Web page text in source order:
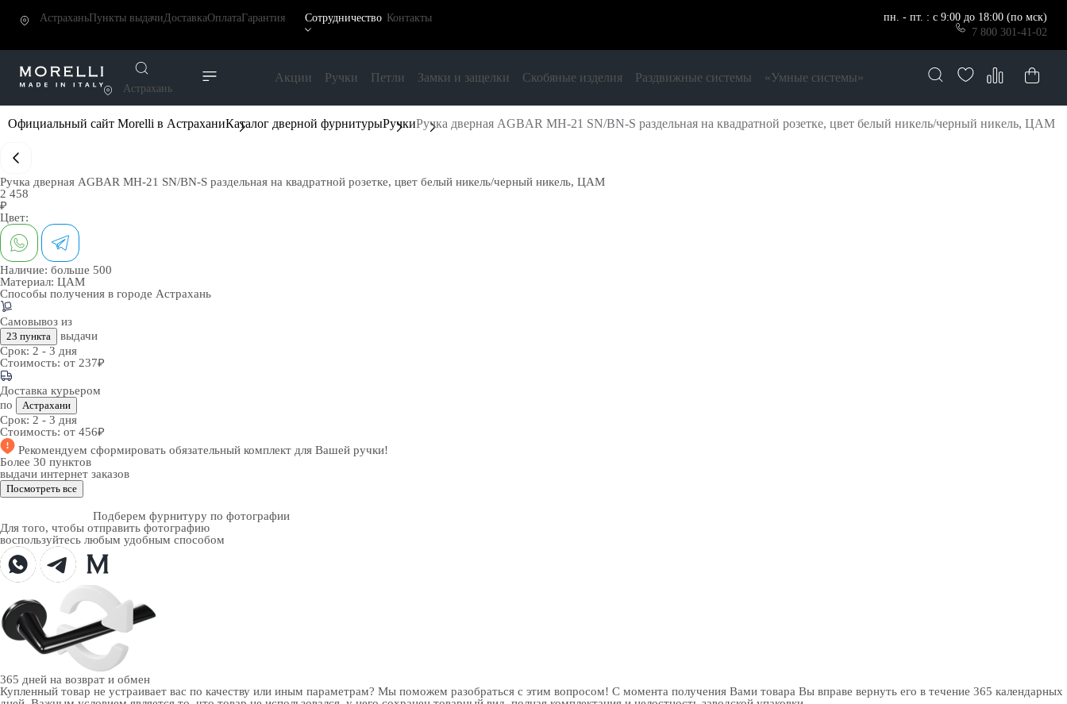
АстраханьПункты выдачиДоставкаОплатаГарантия Сотрудничество Контакты
пн. - пт. : с 9:00 до 18:00 (по мск)
7 800 301-41-02
Астрахань
Акции Ручки Петли Замки и защелки Скобяные изделия Раздвижные системы «Умные системы»
Официальный сайт Morelli в АстраханиКаталог дверной фурнитурыРучкиРучка дверная AGBAR MH-21 SN/BN-S раздельная на квадратной розетке, цвет белый никель/черный никель, ЦАМ
Ручка дверная AGBAR MH-21 SN/BN-S раздельная на квадратной розетке, цвет белый никель/черный никель, ЦАМ
2 458
₽
Цвет:
Наличие: больше 500
Материал: ЦАМ
Способы получения в городе Астрахань
Самовывоз из
23 пункта
выдачи
Срок: 2 - 3 дня
Стоимость: от 237₽
Доставка курьером
по
Астрахани
Срок: 2 - 3 дня
Стоимость: от 456₽
Рекомендуем сформировать обязательный комплект для Вашей ручки!
Более 30 пунктов
выдачи интернет заказов
Посмотреть все
Подберем фурнитуру по фотографии
Для того, чтобы отправить фотографию
воспользуйтесь любым удобным способом
365 дней на возврат и обмен
Купленный товар не устраивает вас по качеству или иным параметрам? Мы поможем разобраться с этим вопросом! С момента получения Вами товара Вы вправе вернуть его в течение 365 календарных